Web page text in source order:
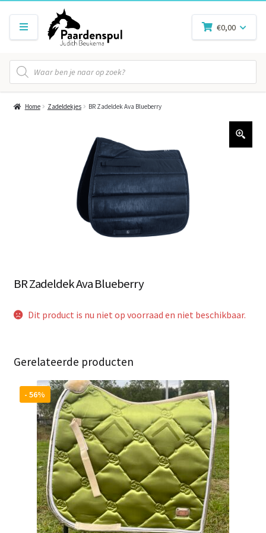
Producten
zoeken
€0,00
Home Zadeldekjes BR Zadeldek Ava Blueberry
BR Zadeldek Ava Blueberry
Dit product is nu niet op voorraad en niet beschikbaar.
Gerelateerde producten
- 56%